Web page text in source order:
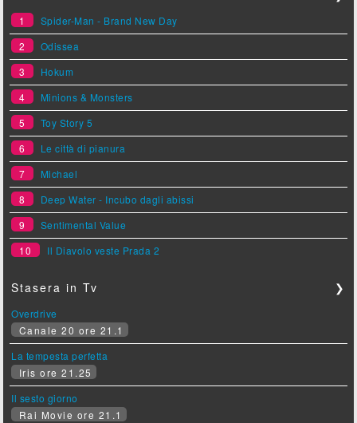
1
Spider-Man - Brand New Day
2
Odissea
3
Hokum
4
Minions & Monsters
5
Toy Story 5
6
Le città di pianura
7
Michael
8
Deep Water - Incubo dagli abissi
9
Sentimental Value
10
Il Diavolo veste Prada 2
Stasera in Tv ❯
Overdrive
Canale 20 ore 21.1
La tempesta perfetta
Iris ore 21.25
Il sesto giorno
Rai Movie ore 21.1